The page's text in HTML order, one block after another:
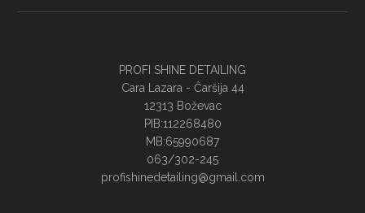
PROFI SHINE DETAILING
Cara Lazara - Ĉaršija 44
12313 Boževac
PIB:112268480
MB:65990687
063/302-245
profishinedetailing@gmail.com